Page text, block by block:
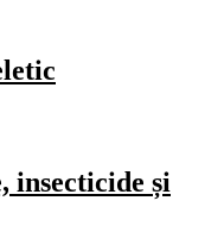
insecticide și